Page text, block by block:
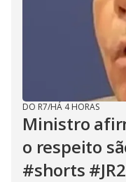
DO R7/HÁ 4 HORAS
Ministro
o respeito
#shorts